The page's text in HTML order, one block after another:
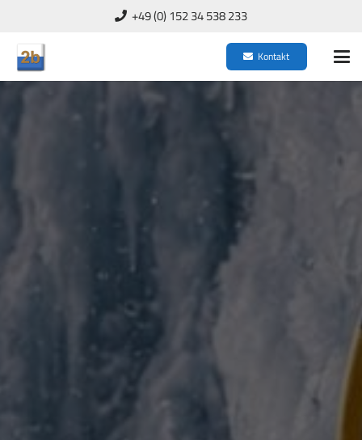
+49 (0) 152 34 538 233
Kontakt